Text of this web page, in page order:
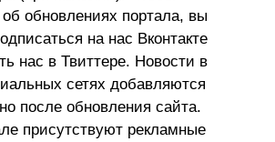
об обновлениях портала, вы
на нас Вконтакте
нас в Твиттере. Новости в
сетях добавляются
после обновления сайта.
присутствуют рекламные